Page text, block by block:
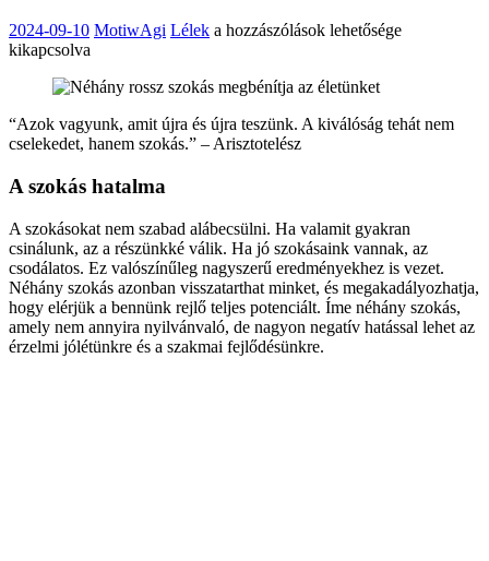
2024-09-10 MotiwAgi Lélek Néhány
amely
a
boldogságunkat
a hozzászólások lehetősége
kikapcsolva
“Azok vagyunk, amit újra és újra teszünk. A kiválóság tehát nem
cselekedet, hanem szokás.” – Arisztotelész
A szokás hatalma
A szokásokat nem szabad alábecsülni. Ha valamit gyakran
csinálunk, az a részünkké válik. Ha jó szokásaink vannak, az
csodálatos. Ez valószínűleg nagyszerű eredményekhez is vezet.
Néhány szokás azonban visszatarthat minket, és megakadályozhatja,
hogy elérjük a bennünk rejlő teljes potenciált. Íme néhány szokás,
amely nem annyira nyilvánvaló, de nagyon negatív hatással lehet az
érzelmi jólétünkre és a szakmai fejlődésünkre.